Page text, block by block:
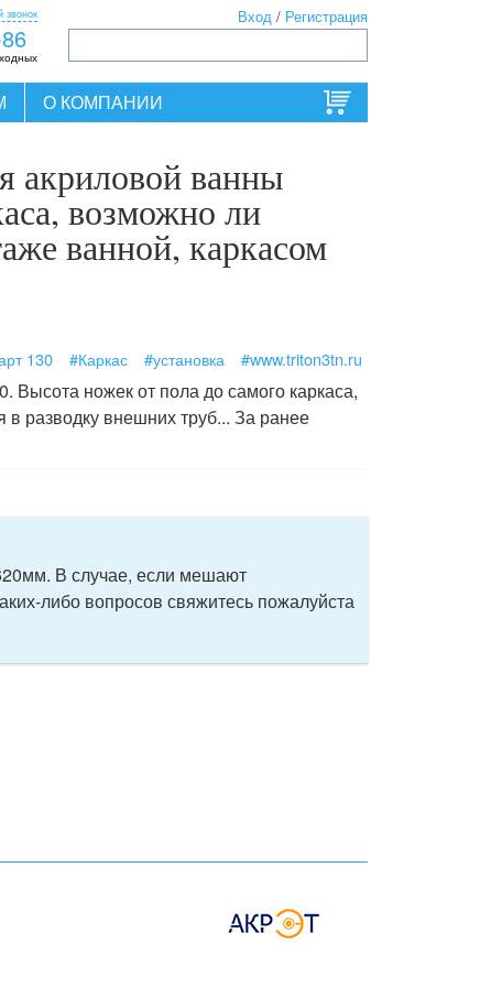
звонок Вход / Регистрация
О КОМПАНИИ
акриловой ванны
возможно ли
ванной, каркасом
130
#Каркас #установка #www.triton3tn.ru
Высота ножек от пола до самого каркаса,
в разводку внешних труб... За ранее
В случае, если мешают
либо вопросов свяжитесь пожалуйста